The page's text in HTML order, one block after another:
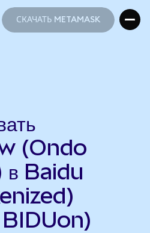
СКАЧАТЬ METAMASK
(Ondo
в Baidu